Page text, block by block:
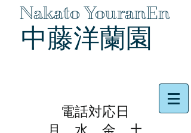
Nakato YouranEn
中藤洋蘭園
電話対応日